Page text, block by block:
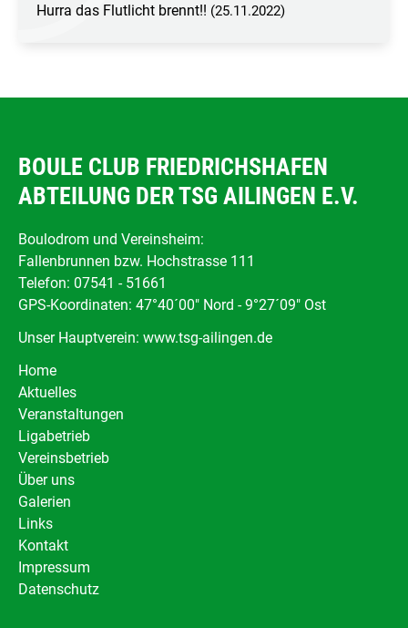
Hurra das Flutlicht brennt!! (25.11.2022)
BOULE CLUB FRIEDRICHSHAFEN
ABTEILUNG DER TSG AILINGEN E.V.
Boulodrom und Vereinsheim:
Fallenbrunnen bzw. Hochstrasse 111
Telefon: 07541 - 51661
GPS-Koordinaten: 47°40´00" Nord - 9°27´09" Ost
Unser Hauptverein: www.tsg-ailingen.de
Navigation
überspringen
Home
Aktuelles
Veranstaltungen
Ligabetrieb
Vereinsbetrieb
Navigation
überspringen
Über uns
Galerien
Links
Kontakt
Navigation
überspringen
Impressum
Datenschutz